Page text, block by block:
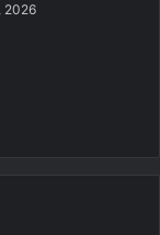
2026